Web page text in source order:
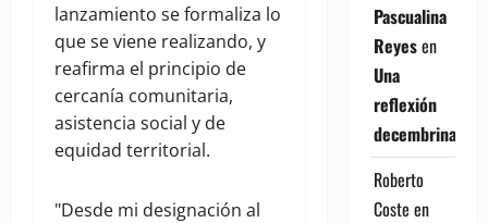
lanzamiento se formaliza lo
que se viene realizando, y
reafirma el principio de
cercanía comunitaria,
asistencia social y de
equidad territorial.
"Desde mi designación al
Pascualina
Reyesen
Una
reflexión
decembrina
Roberto
Coste en